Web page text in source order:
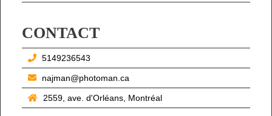
CONTACT
5149236543
najman@photoman.ca
2559, ave. d'Orléans, Montréal